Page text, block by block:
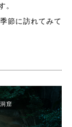
。
節に訪れてみて
窟